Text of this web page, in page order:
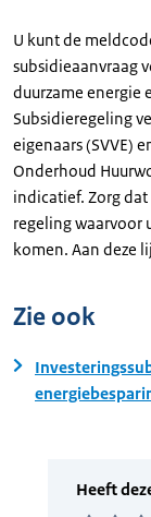
U kunt de
subsidieaanvraag
duurzame energie
Subsidieregeling
eigenaars (SVVE)
Onderhoud
indicatief. Zorg
regeling waarvoor
komen. Aan deze
Zie ook